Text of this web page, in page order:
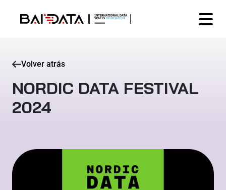
Volver atrás
NORDIC DATA FESTIVAL
2024